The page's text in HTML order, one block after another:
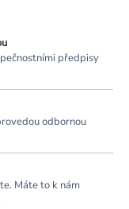
předpisy
odbornou
Máte to k nám